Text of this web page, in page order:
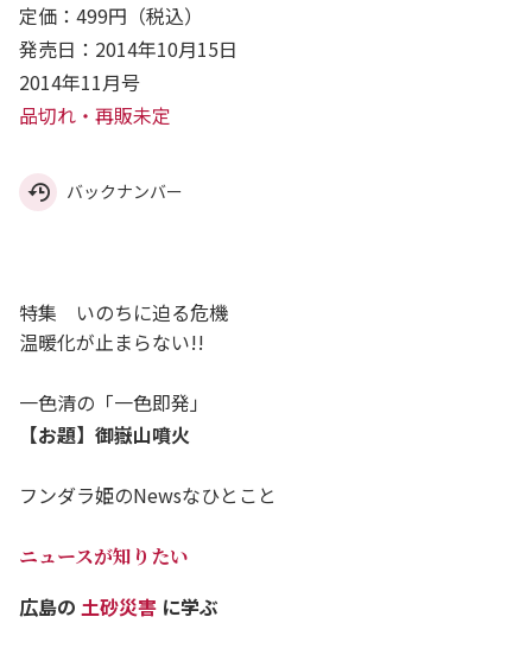
定価：499円（税込）
発売日：2014年10月15日
2014年11月号
品切れ・再販未定
バックナンバー
特集 いのちに迫る危機
温暖化が止まらない!!
一色清の「一色即発」
【お題】御嶽山噴火
フンダラ姫のNewsなひとこと
ニュースが知りたい
広島の 土砂災害 に学ぶ